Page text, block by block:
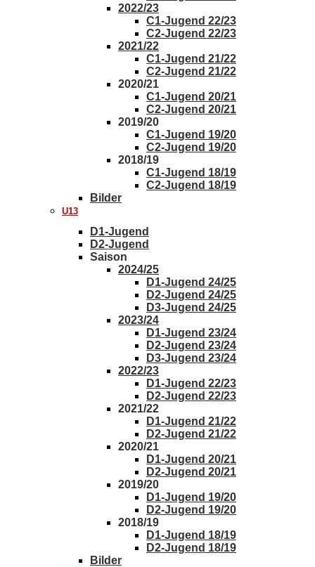
2022/23
C1-Jugend 22/23
C2-Jugend 22/23
2021/22
C1-Jugend 21/22
C2-Jugend 21/22
2020/21
C1-Jugend 20/21
C2-Jugend 20/21
2019/20
C1-Jugend 19/20
C2-Jugend 19/20
2018/19
C1-Jugend 18/19
C2-Jugend 18/19
Bilder
U13
D1-Jugend
D2-Jugend
Saison
2024/25
D1-Jugend 24/25
D2-Jugend 24/25
D3-Jugend 24/25
2023/24
D1-Jugend 23/24
D2-Jugend 23/24
D3-Jugend 23/24
2022/23
D1-Jugend 22/23
D2-Jugend 22/23
2021/22
D1-Jugend 21/22
D2-Jugend 21/22
2020/21
D1-Jugend 20/21
D2-Jugend 20/21
2019/20
D1-Jugend 19/20
D2-Jugend 19/20
2018/19
D1-Jugend 18/19
D2-Jugend 18/19
Bilder